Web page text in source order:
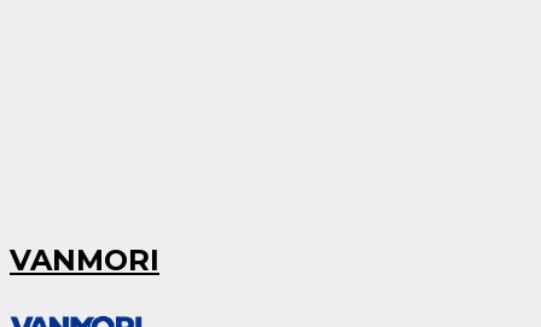
VANMORI